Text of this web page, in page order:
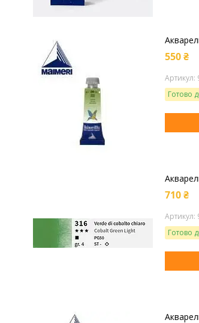
550 ₴
Готово
710 ₴
Готово